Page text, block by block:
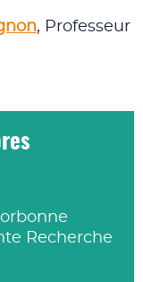
, Professeur
Recherche